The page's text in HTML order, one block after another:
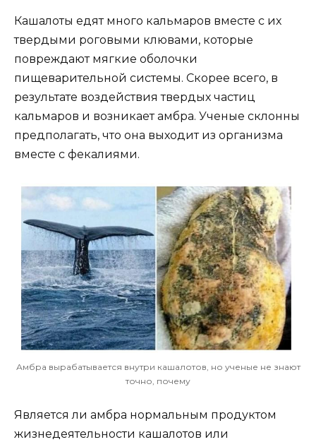
Кашалоты едят много кальмаров вместе с их
твердыми роговыми клювами, которые
повреждают мягкие оболочки
пищеварительной системы. Скорее всего, в
результате воздействия твердых частиц
кальмаров и возникает амбра. Ученые склонны
предполагать, что она выходит из организма
вместе с фекалиями.
Амбра вырабатывается внутри кашалотов, но ученые не знают
точно, почему
Является ли амбра нормальным продуктом
жизнедеятельности кашалотов или